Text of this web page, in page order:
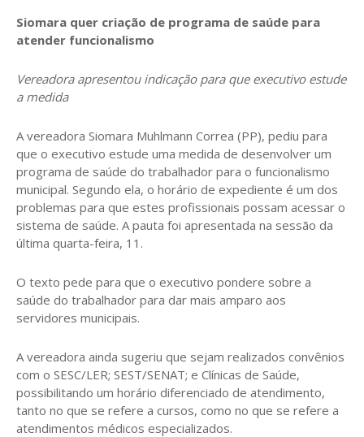
Siomara quer criação de programa de saúde para
atender funcionalismo
Vereadora apresentou indicação para que executivo estude
a medida
A vereadora Siomara Muhlmann Correa (PP), pediu para
que o executivo estude uma medida de desenvolver um
programa de saúde do trabalhador para o funcionalismo
municipal. Segundo ela, o horário de expediente é um dos
problemas para que estes profissionais possam acessar o
sistema de saúde. A pauta foi apresentada na sessão da
última quarta-feira, 11.
O texto pede para que o executivo pondere sobre a
saúde do trabalhador para dar mais amparo aos
servidores municipais.
A vereadora ainda sugeriu que sejam realizados convênios
com o SESC/LER; SEST/SENAT; e Clínicas de Saúde,
possibilitando um horário diferenciado de atendimento,
tanto no que se refere a cursos, como no que se refere a
atendimentos médicos especializados.